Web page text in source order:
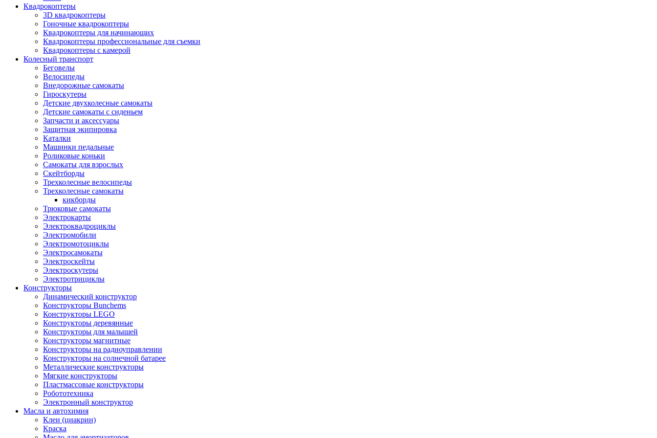
Квадрокоптеры
3D квадрокоптеры
Гоночные квадрокоптеры
Квадрокоптеры для начинающих
Квадрокоптеры профессиональные для съемки
Квадрокоптеры с камерой
Колесный транспорт
Беговелы
Велосипеды
Внедорожные самокаты
Гироскутеры
Детские двухколесные самокаты
Детские самокаты с сиденьем
Запчасти и аксессуары
Защитная экипировка
Каталки
Машинки педальные
Роликовые коньки
Самокаты для взрослых
Скейтборды
Трехколесные велосипеды
Трехколесные самокаты
кикборды
Трюковые самокаты
Электрокарты
Электроквадроциклы
Электромобили
Электромотоциклы
Электросамокаты
Электроскейты
Электроскутеры
Электротрициклы
Конструкторы
Динамический конструктор
Конструкторы Bunchems
Конструкторы LEGO
Конструкторы деревянные
Конструкторы для малышей
Конструкторы магнитные
Конструкторы на радиоуправлении
Конструкторы на солнечной батарее
Металлические конструкторы
Мягкие конструкторы
Пластмассовые конструкторы
Робототехника
Электронный конструктор
Масла и автохимия
Клеи (циакрин)
Краска